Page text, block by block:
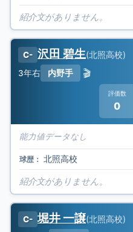
紹介文がありません。
C- 沢田 碧生(北照高校)
3年右 内野手 🎬
評価数
0
能力値データなし
球歴： 北照高校
紹介文がありません。
C- 堀井 一譲(北照高校)